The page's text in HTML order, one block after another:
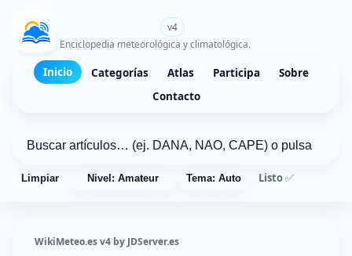
v4
Enciclopedia meteorológica y climatológica.
Inicio Categorías Atlas Participa
Sobre
Contacto
Limpiar Nivel: Amateur Tema: Auto Listo ✅
WikiMeteo.es v4 by JDServer.es